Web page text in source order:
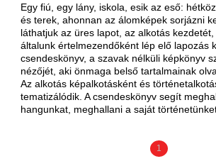
Egy fiú, egy lány, iskola, esik az eső:
és terek, ahonnan az álomképek sorjázni
láthatjuk az üres lapot, az alkotás
általunk értelmezendőként lép elő lapozás
csendeskönyv, a szavak nélküli képkönyv
nézőjét, aki önmaga belső tartalmainak
Az alkotás képalkotásként és
tematizálódik. A csendeskönyv segít
hangunkat, meghallani a saját
1